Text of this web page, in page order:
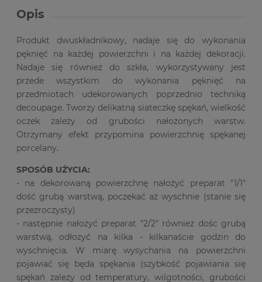
Opis
Produkt dwuskładnikowy, nadaje się do wykonania
pęknięć na każdej powierzchni i na każdej dekoracji.
Nadaje się również do szkła, wykorzystywany jest
przede wszystkim do wykonania pęknięć na
przedmiotach udekorowanych poprzednio techniką
decoupage. Tworzy delikatną siateczkę spękań, wielkość
oczek zależy od grubości nałożonych warstw.
Otrzymany efekt przypomina powierzchnię spękanej
porcelany.
SPOSÓB UŻYCIA:
- na dekorowaną powierzchnę nałożyć preparat "1/1"
dość grubą warstwą, poczekać aż wyschnie (stanie się
przezroczysty)
- następnie nałożyć preparat "2/2" również dośc grubą
warstwą, odłozyć na kilka - kilkanaście godzin do
wyschnięcia. W miarę wysychania na powierzchni
pojawiać się będa spękania (szybkość pojawiania się
spękań zależy od temperatury, wilgotności, grubości